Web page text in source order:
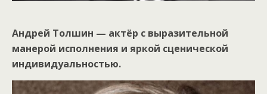
Андрей Толшин — актёр с выразительной
манерой исполнения и яркой сценической
индивидуальностью.